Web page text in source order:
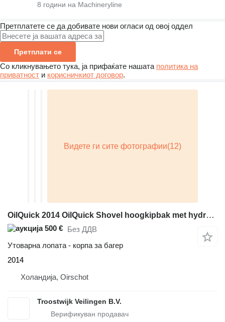
8 години на Machineryline
Претплатете се да добивате нови огласи од овој оддел
Претплати се
Со кликнувањето тука, ја прифаќате нашата политика на
приватност и корисничкиот договор.
OilQuick 2014 OilQuick Shovel hoogkipbak met hydraulische klem
500 € Без ДДВ
Утоварна лопата - корпа за багер
2014
Холандија, Oirschot
Troostwijk Veilingen B.V.